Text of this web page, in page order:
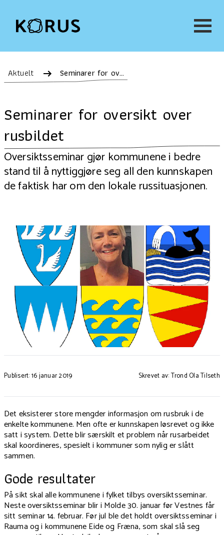
Aktuelt Seminarer for oversikt over rusbildet
Seminarer for oversikt over
rusbildet
Oversiktsseminar gjør kommunene i bedre
stand til å nyttiggjøre seg all den kunnskapen
de faktisk har om den lokale russituasjonen.
Publisert: 16 januar 2019 Skrevet av: Trond Ola Tilseth
Det eksisterer store mengder informasjon om rusbruk i de
enkelte kommunene. Men ofte er kunnskapen løsrevet og ikke
satt i system. Dette blir særskilt et problem når rusarbeidet
skal koordineres, spesielt i kommuner som nylig er slått
sammen.
Gode resultater
På sikt skal alle kommunene i fylket tilbys oversiktsseminar.
Neste oversiktsseminar blir i Molde 30. januar før Vestnes får
sitt seminar 14. februar. Før jul ble det holdt oversiktsseminar i
Rauma og i kommunene Eide og Fræna, som skal slå seg